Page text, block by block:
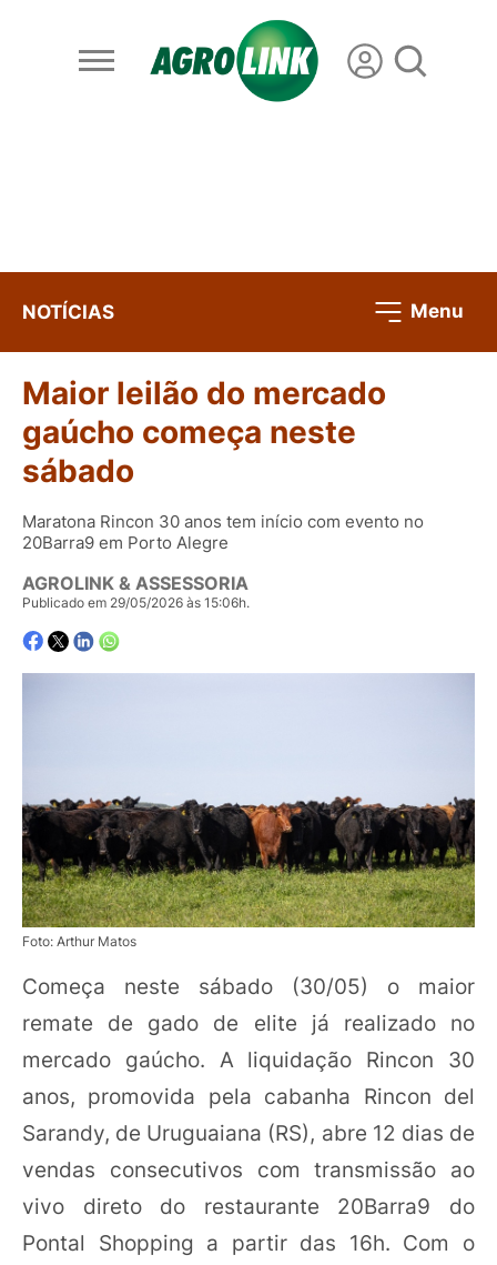
NOTÍCIAS Menu
Maior leilão do mercado
gaúcho começa neste
sábado
Maratona Rincon 30 anos tem início com evento no
20Barra9 em Porto Alegre
AGROLINK & ASSESSORIA
Publicado em 29/05/2026 às 15:06h.
Foto: Arthur Matos
Começa neste sábado (30/05) o maior
remate de gado de elite já realizado no
mercado gaúcho. A liquidação Rincon 30
anos, promovida pela cabanha Rincon del
Sarandy, de Uruguaiana (RS), abre 12 dias de
vendas consecutivos com transmissão ao
vivo direto do restaurante 20Barra9 do
Pontal Shopping a partir das 16h. Com o